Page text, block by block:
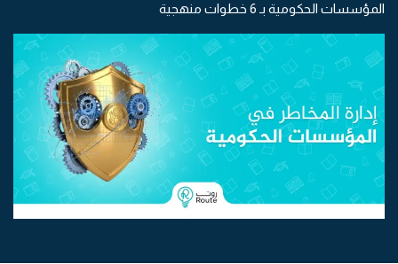
المؤسسات الحكومية بـ 6 خطوات منهجية